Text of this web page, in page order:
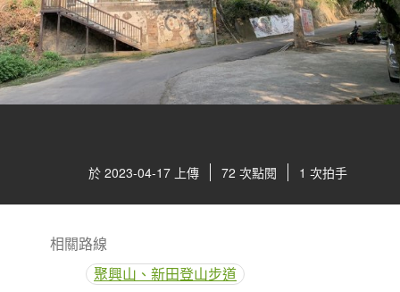
於 2023-04-17 上傳 72 次點閱 1 次拍手
相關路線
聚興山、新田登山步道